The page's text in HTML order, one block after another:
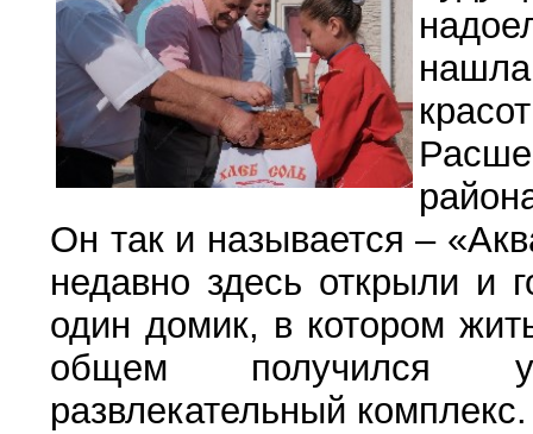
Он так и называется –
недавно здесь открыли и
один домик, в котором
общем получился
развлекательный комплекс.